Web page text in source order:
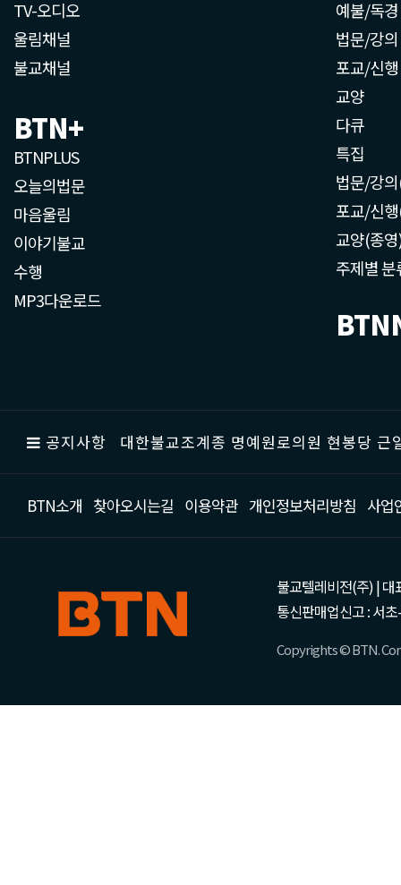
TV-오디오
울림채널
불교채널
BTN+
BTNPLUS
오늘의법문
마음울림
이야기불교
수행
MP3다운로드
예불/독경
법문/강의
포교/신행
교양
다큐
특집
법문/강
포교/신
교양(종
주제별 분
공지사항 대한불교조계종 명예원로의원 현봉당
BTN소개 찾아오시는길 이용약관 개인정보처리방침 사업
불교텔레비전(주) | 대
통신판매업신고 : 서
Copyrights © BTN.